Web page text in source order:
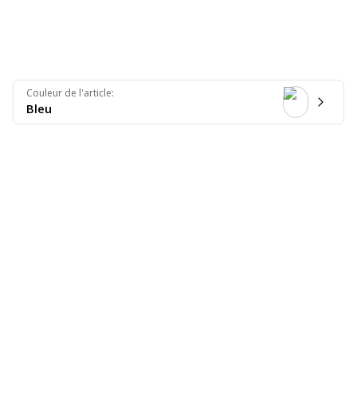
Couleur de l'article:
Bleu